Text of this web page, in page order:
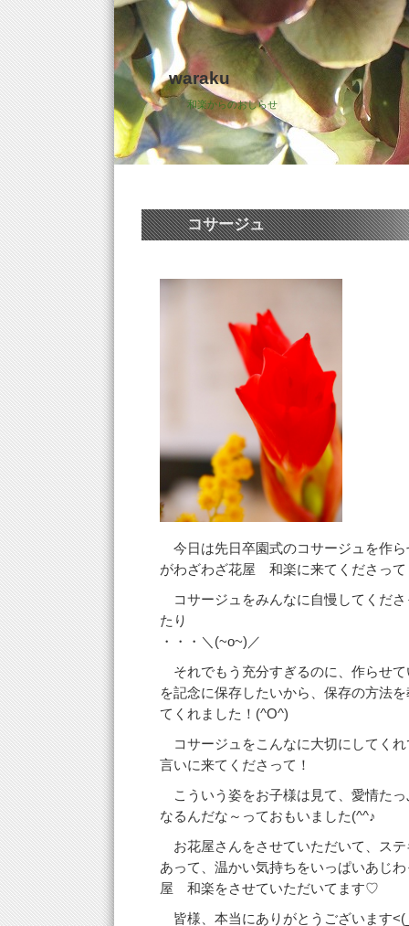
waraku
和楽からのおしらせ
コサージュ
今日は先日卒園式のコサージュを作
がわざわざ花屋 和楽に来てくださって
コサージュをみんなに自慢してくだ
たり
・・・＼(~o~)／
それでもう充分すぎるのに、作らせ
を記念に保存したいから、保存の方法
てくれました！(^O^)
コサージュをこんなに大切にしてく
言いに来てくださって！
こういう姿をお子様は見て、愛情た
なるんだな～っておもいました(^^♪
お花屋さんをさせていただいて、ス
あって、温かい気持ちをいっぱいあじ
屋 和楽をさせていただいてます♡
皆様、本当にありがとうございます